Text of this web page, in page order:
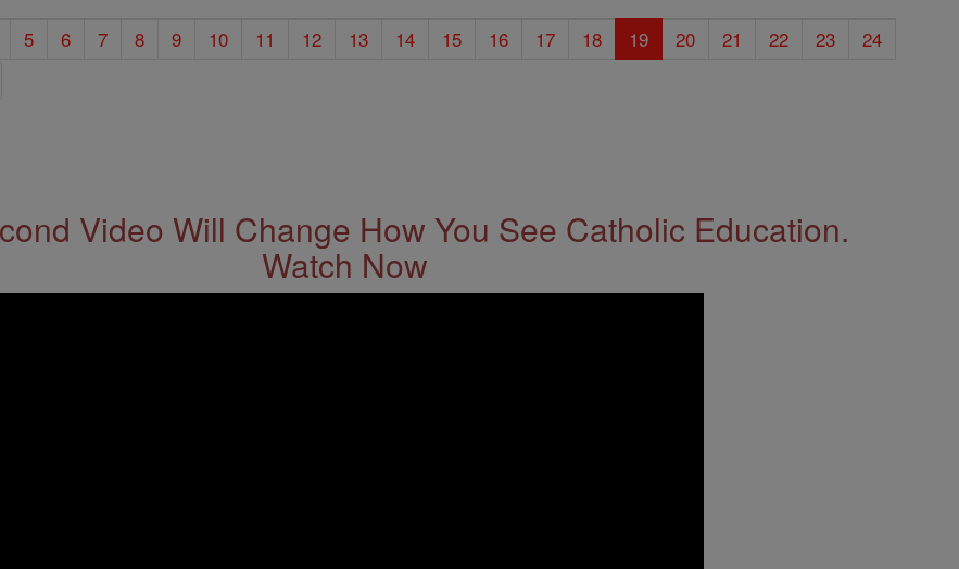
5 6 7 8 9 10 11 12 13 14 15 16 17 18 19 20 21 22 23
24
Video Will Change How You See Catholic Education.
Watch Now